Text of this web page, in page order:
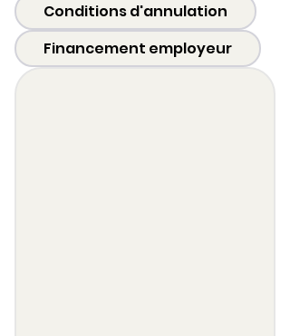
Conditions d'annulation
Financement employeur